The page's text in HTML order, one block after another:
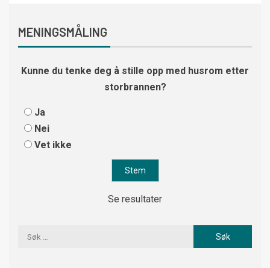
MENINGSMÅLING
Kunne du tenke deg å stille opp med husrom etter
storbrannen?
Ja
Nei
Vet ikke
Se resultater